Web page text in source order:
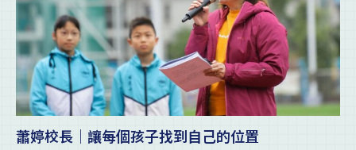
蕭婷校長｜讓每個孩子找到自己的位置